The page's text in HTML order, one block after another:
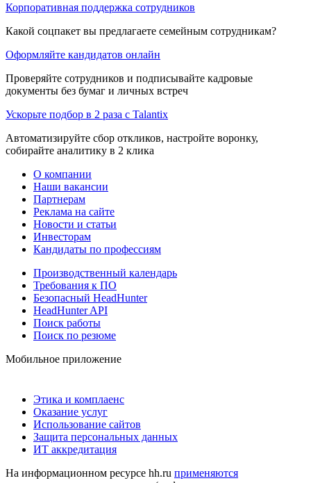
Корпоративная поддержка сотрудников
Какой соцпакет вы предлагаете семейным сотрудникам?
Оформляйте кандидатов онлайн
Проверяйте сотрудников и подписывайте кадровые
документы без бумаг и личных встреч
Ускорьте подбор в 2 раза с Talantix
Автоматизируйте сбор откликов, настройте воронку,
собирайте аналитику в 2 клика
О компании
Наши вакансии
Партнерам
Реклама на сайте
Новости и статьи
Инвесторам
Кандидаты по профессиям
Производственный календарь
Требования к ПО
Безопасный HeadHunter
HeadHunter API
Поиск работы
Поиск по резюме
Мобильное приложение
Этика и комплаенс
Оказание услуг
Использование сайтов
Защита персональных данных
ИТ аккредитация
На информационном ресурсе hh.ru применяются